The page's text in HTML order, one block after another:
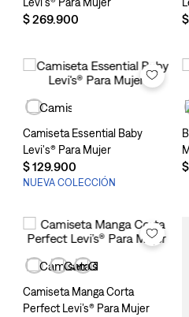
$269.900 $
Camiseta Essential Baby
Levi's® Para Mujer
$129.900
NUEVA COLECCIÓN
$
Camiseta Manga Corta
Perfect Levi’s® Para Mujer